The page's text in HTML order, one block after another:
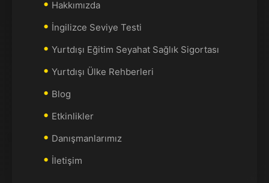
Hakkımızda
İngilizce Seviye Testi
Yurtdışı Eğitim Seyahat Sağlık Sigortası
Yurtdışı Ülke Rehberleri
Blog
Etkinlikler
Danışmanlarımız
İletişim